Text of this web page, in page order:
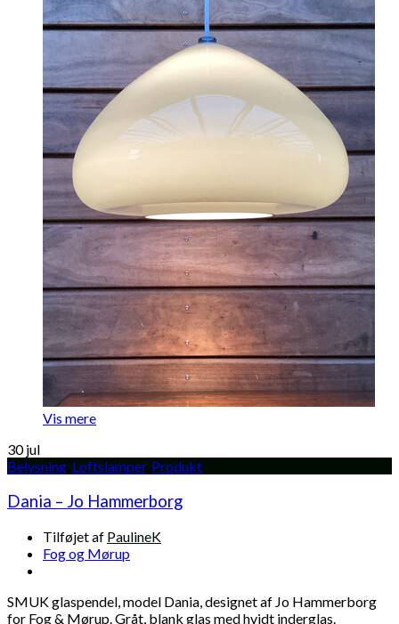
Vis mere
30jul
Belysning Loftslamper, Produkt
Dania – Jo Hammerborg
Tilføjet af PaulineK
Fog og Mørup
SMUK glaspendel, model Dania, designet af Jo Hammerborg
for Fog & Mørup. Gråt, blank glas med hvidt inderglas.